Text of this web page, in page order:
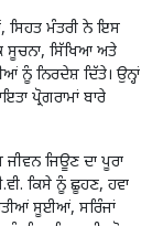
ਸਿਹਤ ਮੰਤਰੀ ਨੇ ਇਸ
ਸੂਚਨਾ, ਸਿੱਖਿਆ ਅਤੇ
ਨਿਰਦੇਸ਼ ਦਿੱਤੇ। ਉਨ੍ਹਾਂ
ਪ੍ਰੋਗਰਾਮਾਂ ਬਾਰੇ
ਜਿਊਣ ਦਾ ਪੂਰਾ
ਕਿਸੇ ਨੂੰ ਛੂਹਣ, ਹਵਾ
ਸੂਈਆਂ, ਸਰਿੰਜਾਂ